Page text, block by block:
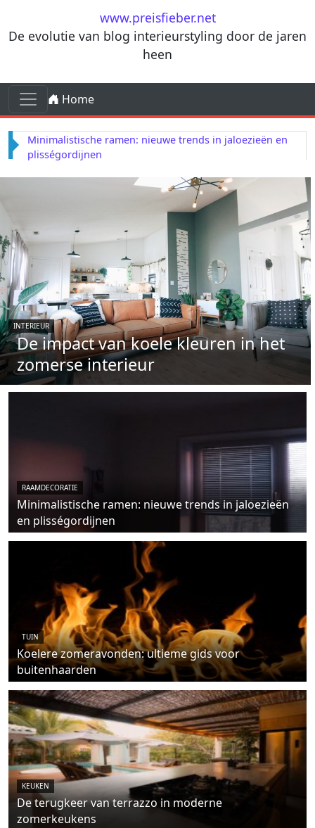
Ga naar de inhoudwww.preisfieber.net
De evolutie van blog interieurstyling door de jaren
heen
Ga naar de inhoud
Hoofdnavigatie
Home
Minimalistische ramen: nieuwe trends in jaloezieën en
plisségordijnen
INTERIEUR
De impact van koele kleuren in het
zomerse interieur
RAAMDECORATIE
Minimalistische ramen: nieuwe trends in jaloezieën
en plisségordijnen
TUIN
Koelere zomeravonden: ultieme gids voor
buitenhaarden
KEUKEN
De terugkeer van terrazzo in moderne
zomerkeukens